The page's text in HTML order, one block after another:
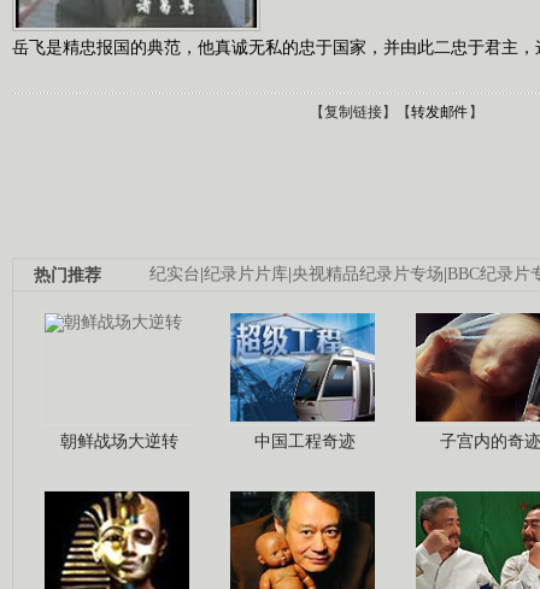
岳飞是精忠报国的典范，他真诚无私的忠于国家，并由此二忠于君主
【复制链接】【转发邮件】
纪实台|纪录片片库|央视精品纪录片专场|BBC纪录片
热门推荐
朝鲜战场大逆转 中国工程奇迹 子宫内的奇迹